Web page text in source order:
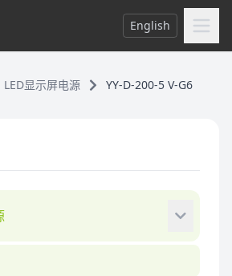
English
LED显示屏电源 YY-D-200-5 V-G6